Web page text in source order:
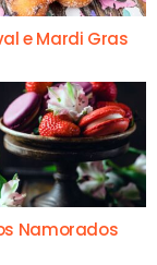
e Mardi Gras
Namorados